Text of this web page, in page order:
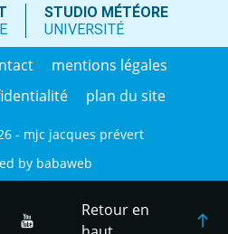
STUDIO MÉTÉORE
UNIVERSITÉ
mentions légales
plan du site
- mjc jacques prévert
by babaweb
Retour en